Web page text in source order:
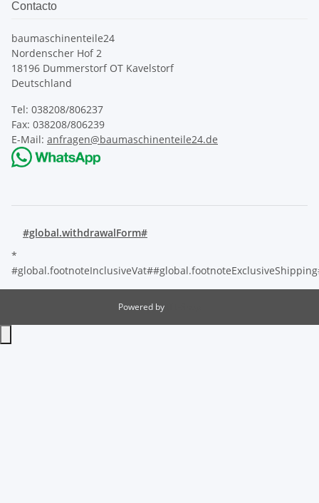
Contacto
baumaschinenteile24
Nordenscher Hof 2
18196 Dummerstorf OT Kavelstorf
Deutschland
Tel: 038208/806237
Fax: 038208/806239
E-Mail: anfragen@baumaschinenteile24.de
#global.withdrawalForm#
*
Powered by